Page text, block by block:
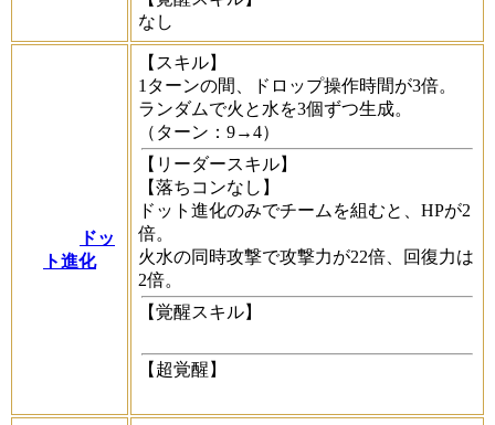
なし
ドッ
ト進化
【スキル】
1ターンの間、ドロップ操作時間が3倍。
ランダムで火と水を3個ずつ生成。
（ターン：9→4）
【リーダースキル】
【落ちコンなし】
ドット進化のみでチームを組むと、HPが2
倍。
火水の同時攻撃で攻撃力が22倍、回復力は
2倍。
【覚醒スキル】
【超覚醒】